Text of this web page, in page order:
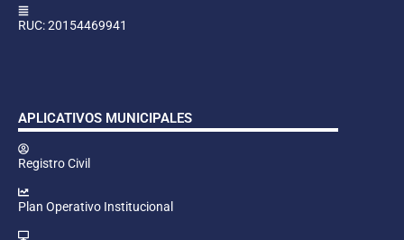
RUC: 20154469941
APLICATIVOS MUNICIPALES
Registro Civil
Plan Operativo Institucional